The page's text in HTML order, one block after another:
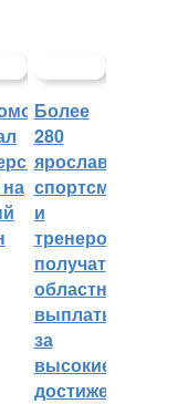
Более
280
ярославских
спортсменов
и
тренеров
получат
областные
выплаты
за
высокие
достижения